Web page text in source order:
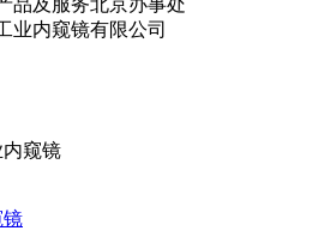
业内窥镜有限公司